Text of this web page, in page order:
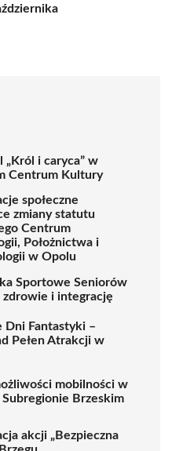
„Król i caryca” w
Centrum Kultury
społeczne
zmiany statutu
Centrum
Położnictwa i
w Opolu
Sportowe Seniorów
zdrowie i integrację
Dni Fantastyki –
Pełen Atrakcji w
mobilności w
Subregionie Brzeskim
akcji „Bezpieczna